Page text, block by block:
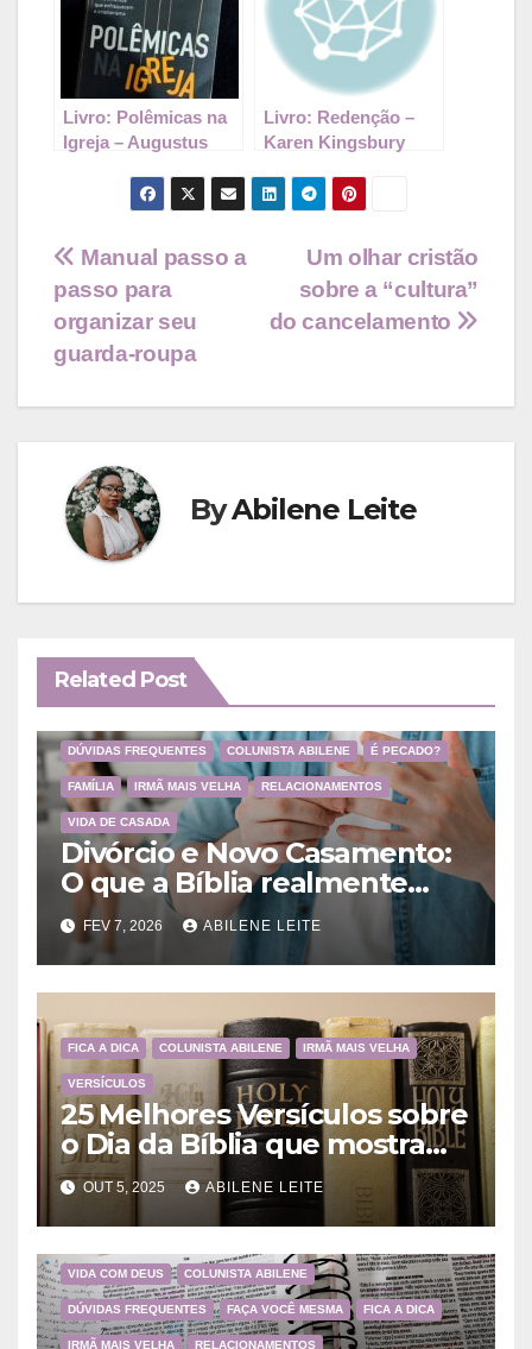
Livro: Polêmicas na
Igreja – Augustus
#Resenha
Livro: Redenção –
Karen Kingsbury
Navegação
de
Post
Um olhar cristão
sobre a “cultura”
do cancelamento
Manual passo a
passo para
organizar seu
guarda-roupa
ByAbilene Leite
Related Post
DÚVIDAS FREQUENTES COLUNISTA ABILENE É PECADO?
FAMÍLIA IRMÃ MAIS VELHA RELACIONAMENTOS
VIDA DE CASADA
Divórcio e Novo Casamento:
O que a Bíblia realmente
ensina
FEV 7, 2026 ABILENE LEITE
FICA A DICA COLUNISTA ABILENE IRMÃ MAIS VELHA
VERSÍCULOS
25 Melhores Versículos sobre
o Dia da Bíblia que mostram
a importância da Palavra de
Deus
OUT 5, 2025 ABILENE LEITE
VIDA COM DEUS COLUNISTA ABILENE
DÚVIDAS FREQUENTES FAÇA VOCÊ MESMA FICA A DICA
IRMÃ MAIS VELHA RELACIONAMENTOS